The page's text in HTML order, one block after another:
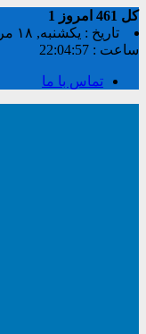
کل امروز
1
تاریخ : یکشنبه, ۱۸ مرداد , ۱۴۰۵
ساعت : 22:04:57
تماس با ما